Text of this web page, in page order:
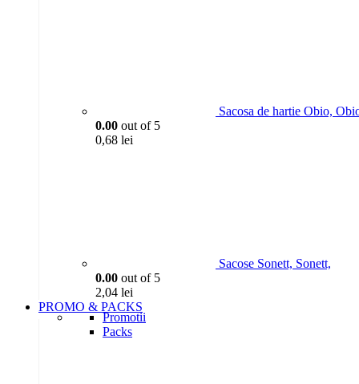
Sacosa de hartie Obio,
0.00 out of 5
0,68 lei
Sacose Sonett, Sonett,
0.00 out of 5
2,04 lei
PROMO & PACKS
Promotii
Packs